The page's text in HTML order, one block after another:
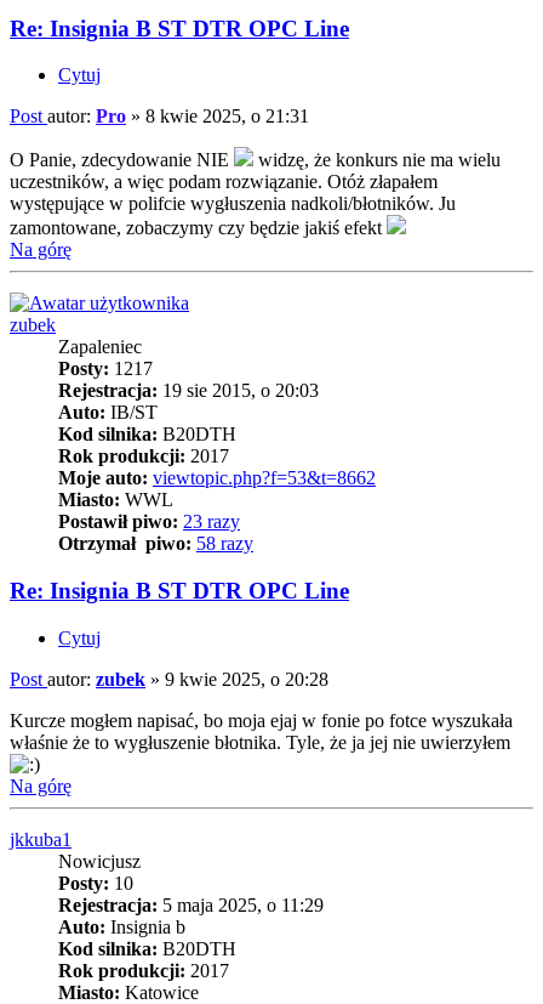
Re: Insignia B ST DTR OPC Line
Cytuj
Post autor: Pro » 8 kwie 2025, o 21:31
O Panie, zdecydowanie NIE
widzę, że konkurs nie ma wielu
uczestników, a więc podam rozwiązanie. Otóż złapałem
występujące w polifcie wygłuszenia nadkoli/błotników. Ju
zamontowane, zobaczymy czy będzie jakiś efekt
Na górę
zubek
Zapaleniec
Posty: 1217
Rejestracja: 19 sie 2015, o 20:03
Auto: IB/ST
Kod silnika: B20DTH
Rok produkcji: 2017
Moje auto: viewtopic.php?f=53&t=8662
Miasto: WWL
Postawił piwo: 23 razy
Otrzymał piwo: 58 razy
Re: Insignia B ST DTR OPC Line
Cytuj
Post autor: zubek » 9 kwie 2025, o 20:28
Kurcze mogłem napisać, bo moja ejaj w fonie po fotce wyszukała
właśnie że to wygłuszenie błotnika. Tyle, że ja jej nie uwierzyłem
Na górę
jkkuba1
Nowicjusz
Posty: 10
Rejestracja: 5 maja 2025, o 11:29
Auto: Insignia b
Kod silnika: B20DTH
Rok produkcji: 2017
Miasto: Katowice